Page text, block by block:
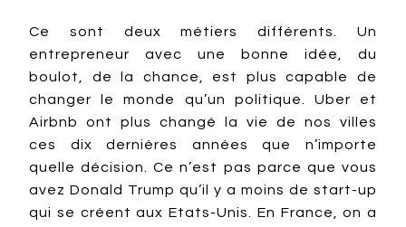
Ce sont deux métiers différents. Un
entrepreneur avec une bonne idée, du
boulot, de la chance, est plus capable de
changer le monde qu’un politique. Uber et
Airbnb ont plus changé la vie de nos villes
ces dix dernières années que n’importe
quelle décision. Ce n’est pas parce que vous
avez Donald Trump qu’il y a moins de start-up
qui se créent aux Etats-Unis. En France, on a